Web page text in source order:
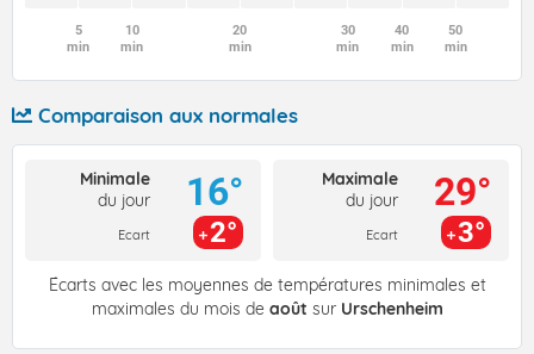
5
min
10
min
20
min
30
min
40
min
50
min
Comparaison aux normales
Minimale
du jour
Ecart
16°
2°
Maximale
du jour
Ecart
29°
3°
Écarts avec les moyennes de températures minimales et
maximales du mois de août sur Urschenheim